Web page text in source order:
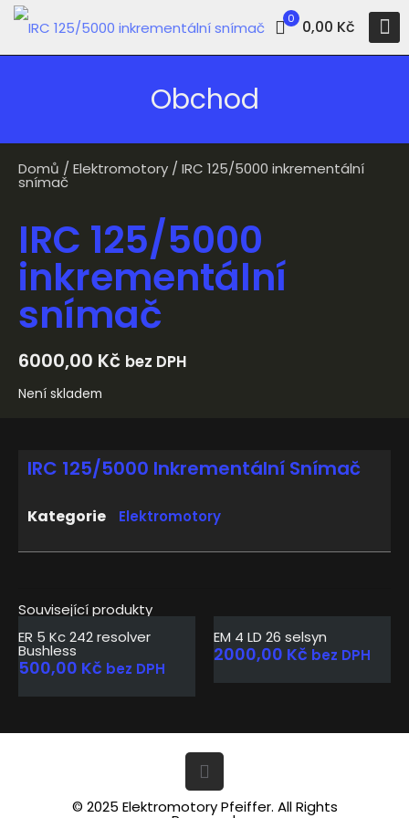
0 0,00 Kč
Obchod
Domů / Elektromotory / IRC 125/5000 inkrementální
snímač
IRC 125/5000
inkrementální
snímač
6000,00 Kč bez DPH
Není skladem
Související produkty
ER 5 Kc 242 resolver
Bushless
500,00 Kč bez DPH
EM 4 LD 26 selsyn
2000,00 Kč bez DPH
IRC 125/5000 Inkrementální Snímač
Kategorie Elektromotory
© 2025 Elektromotory Pfeiffer. All Rights